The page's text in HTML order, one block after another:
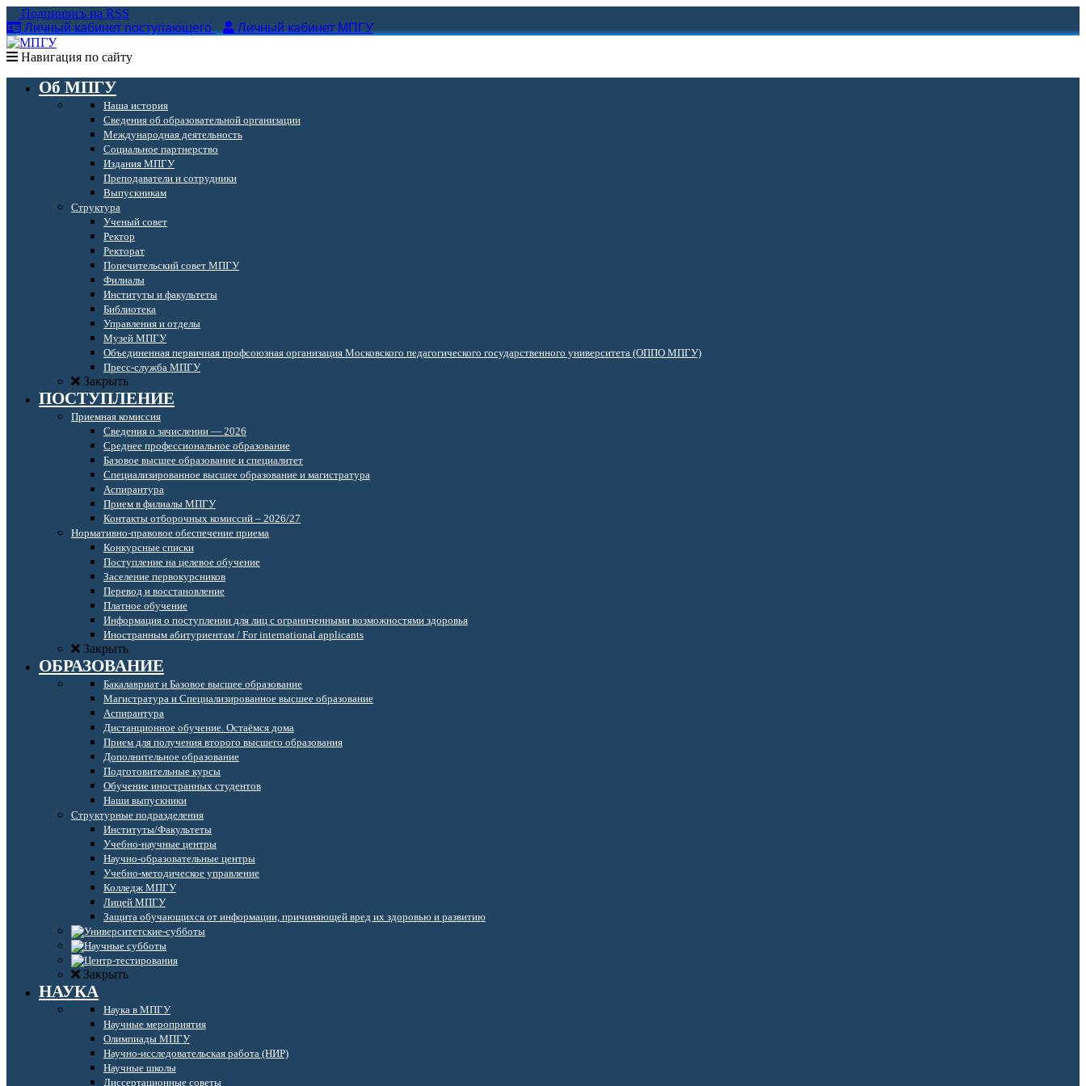
Подпишись на RSS
Личный кабинет поступающего
Личный кабинет МПГУ
Навигация по сайту
Об МПГУ
Наша история
Сведения об образовательной организации
Международная деятельность
Социальное партнерство
Издания МПГУ
Преподаватели и сотрудники
Выпускникам
Структура
Ученый совет
Ректор
Ректорат
Попечительский совет МПГУ
Филиалы
Институты и факультеты
Библиотека
Управления и отделы
Музей МПГУ
Объединенная первичная профсоюзная организация Московского педагогического государственного университета (ОППО МПГУ)
Пресс-служба МПГУ
Закрыть
ПОСТУПЛЕНИЕ
Приемная комиссия
Сведения о зачислении — 2026
Среднее профессиональное образование
Базовое высшее образование и специалитет
Специализированное высшее образование и магистратура
Аспирантура
Прием в филиалы МПГУ
Контакты отборочных комиссий – 2026/27
Нормативно-правовое обеспечение приема
Конкурсные списки
Поступление на целевое обучение
Заселение первокурсников
Перевод и восстановление
Платное обучение
Информация о поступлении для лиц с ограниченными возможностями здоровья
Иностранным абитуриентам / For international applicants
Закрыть
ОБРАЗОВАНИЕ
Бакалавриат и Базовое высшее образование
Магистратура и Специализированное высшее образование
Аспирантура
Дистанционное обучение. Остаёмся дома
Прием для получения второго высшего образования
Дополнительное образование
Подготовительные курсы
Обучение иностранных студентов
Наши выпускники
Структурные подразделения
Институты/Факультеты
Учебно-научные центры
Научно-образовательные центры
Учебно-методическое управление
Колледж МПГУ
Лицей МПГУ
Защита обучающихся от информации, причиняющей вред их здоровью и развитию
Закрыть
НАУКА
Наука в МПГУ
Научные мероприятия
Олимпиады МПГУ
Научно-исследовательская работа (НИР)
Научные школы
Диссертационные советы